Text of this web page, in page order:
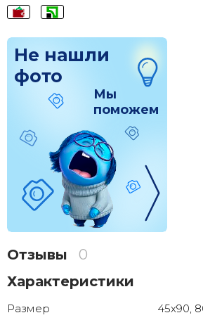
Не нашли
фото
Мы
поможем
Отзывы 0
Характеристики
Размер
45x90,